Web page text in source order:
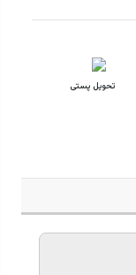
تحویل پستی